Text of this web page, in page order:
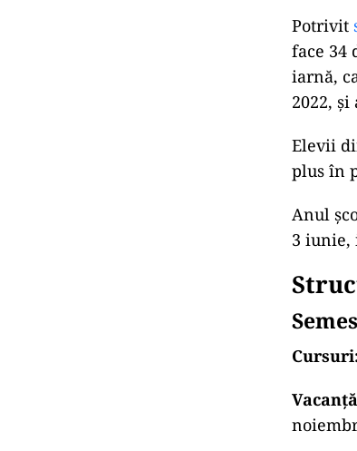
Potrivit
face 34
iarnă,
2022,
Elevii
plus în
Anul
3 iunie,
Vacanță